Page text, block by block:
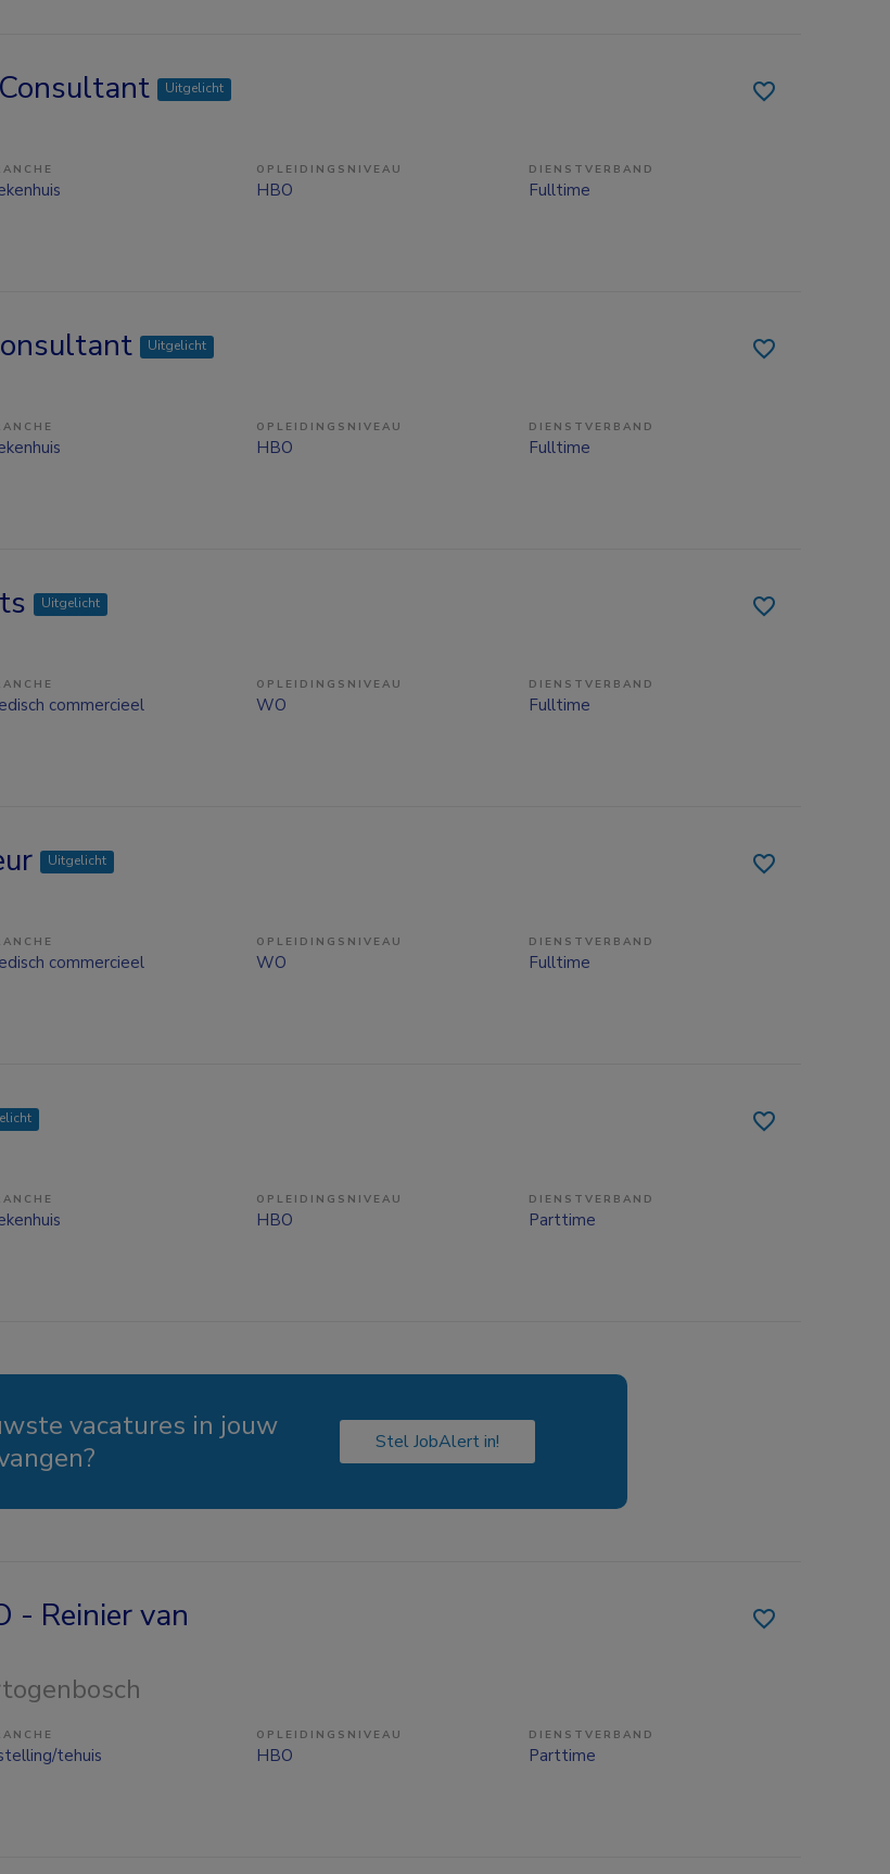
Uitgelicht
OPLEIDINGSNIVEAU
HBO
DIENSTVERBAND
Fulltime
Uitgelicht
OPLEIDINGSNIVEAU
HBO
DIENSTVERBAND
Fulltime
Uitgelicht
commercieel
OPLEIDINGSNIVEAU
WO
DIENSTVERBAND
Fulltime
Uitgelicht
commercieel
OPLEIDINGSNIVEAU
WO
DIENSTVERBAND
Fulltime
OPLEIDINGSNIVEAU
HBO
DIENSTVERBAND
Parttime
vacatures in jouw
Stel JobAlert in!
- Reinier van
tehuis
OPLEIDINGSNIVEAU
HBO
DIENSTVERBAND
Parttime